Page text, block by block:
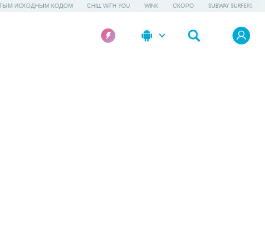
ИСХОДНЫМ КОДОМ CHILL WITH YOU WINK СКОРО SUBWAY SURFERS